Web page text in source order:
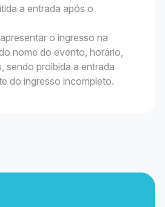
a entrada após o
o ingresso na
nome do evento, horário,
sendo proibida a entrada
do ingresso incompleto.